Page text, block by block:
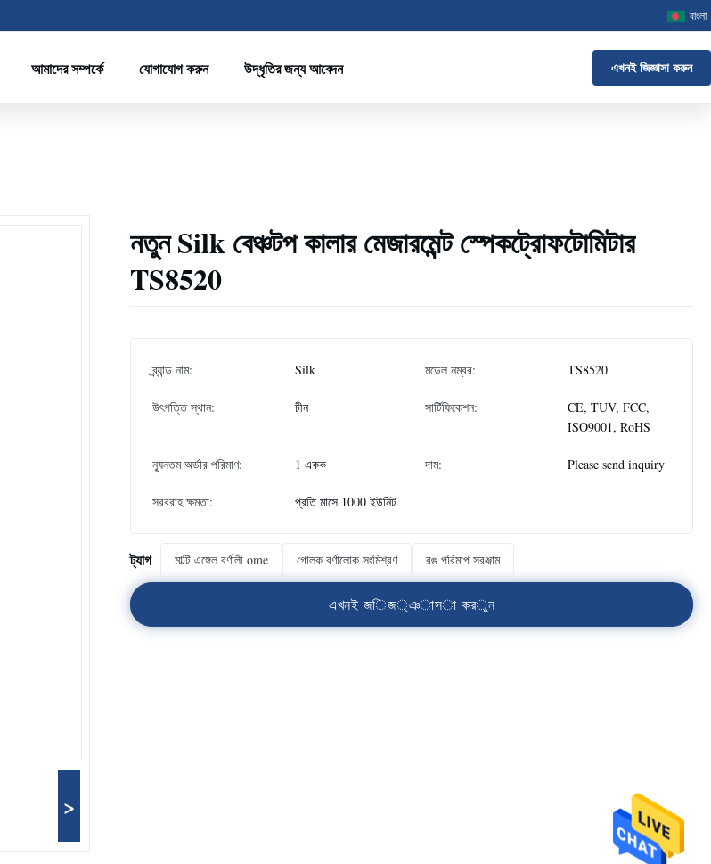
বাংলা
আমাদের সম্পর্কে যোগাযোগ করুন উদ্ধৃতির জন্য আবেদন এখনই জিজ্ঞাসা করুন
>
নতুন Silk বেঞ্চটপ কালার মেজারমেন্ট স্পেকট্রোফটোমিটার
TS8520
ব্র্যান্ড নাম: Silk মডেল নম্বর: TS8520
উৎপত্তি স্থান: চীন সার্টিফিকেশন:
CE, TUV, FCC,
ISO9001, RoHS
ন্যূনতম অর্ডার পরিমাণ: 1 একক দাম: Please send inquiry
সরবরাহ ক্ষমতা: প্রতি মাসে 1000 ইউনিট
ট্যাগ মাল্টি এঙ্গেল বর্ণালী ome গোলক বর্ণালোক সংমিশ্রণ রঙ পরিমাপ সরঞ্জাম
এখনই জিজ্ঞাসা করুন